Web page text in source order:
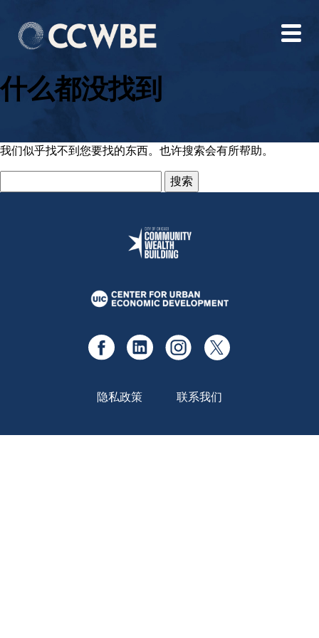
什么都没找到
我们似乎找不到您要找的东西。也许搜索会有所帮助。
索：
隐私政策 联系我们